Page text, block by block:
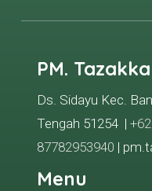
PM. Tazakka
Ds. Sidayu Kec.
Tengah 51254 |
87782953940 |
Menu